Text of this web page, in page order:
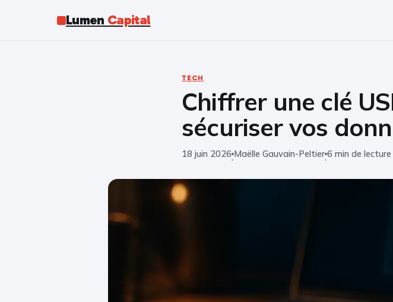
Lumen Capital
TECH
Chiffrer une clé
sécuriser vos
18 juin 2026
·
Maëlle Gauvain-Peltier
·
6 min de lecture